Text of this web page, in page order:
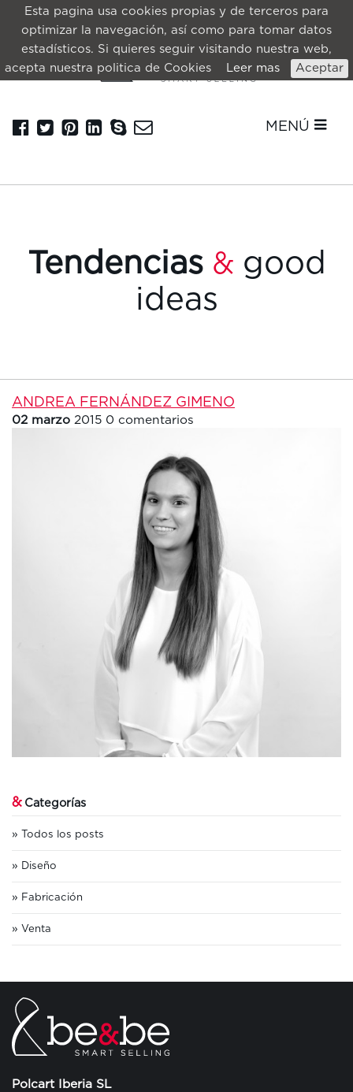
Esta pagina usa cookies propias y de terceros para
optimizar la navegación, así como para tomar datos
estadísticos. Si quieres seguir visitando nuestra web,
acepta nuestra politica de Cookies
Leer mas Aceptar
MENÚ
Tendencias &good
ideas
ANDREA FERNÁNDEZ GIMENO
02 marzo 2015 0 comentarios
&Categorías
Todos los posts
Diseño
Fabricación
Venta
Polcart Iberia SL